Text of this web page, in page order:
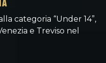
categoria “Under 14”,
e Treviso nel